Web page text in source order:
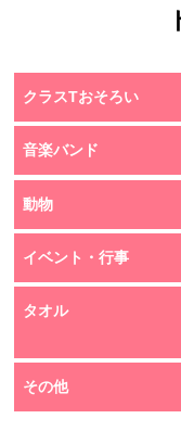
クラスTおそろい
音楽バンド
動物
イベント・行事
タオル
その他